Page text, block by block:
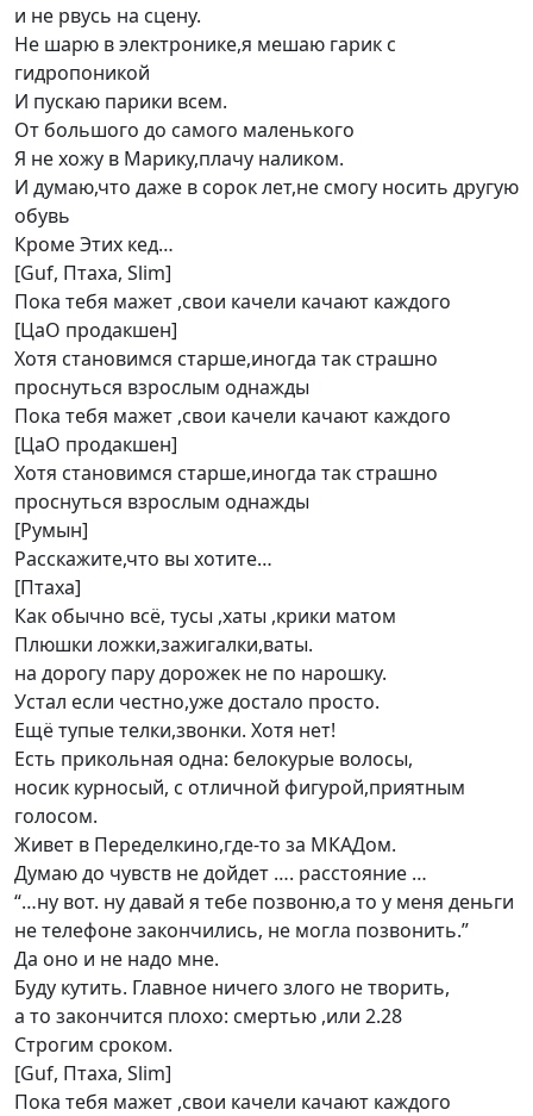
и не рвусь на сцену.
Не шарю в электронике,я мешаю гарик с
гидропоникой
И пускаю парики всем.
От большого до самого маленького
Я не хожу в Марику,плачу наликом.
И думаю,что даже в сорок лет,не смогу носить другую
обувь
Кроме Этих кед…
[Guf, Птаха, Slim]
Пока тебя мажет ,свои качели качают каждого
[ЦаО продакшен]
Хотя становимся старше,иногда так страшно
проснуться взрослым однажды
Пока тебя мажет ,свои качели качают каждого
[ЦаО продакшен]
Хотя становимся старше,иногда так страшно
проснуться взрослым однажды
[Румын]
Расскажите,что вы хотите…
[Птаха]
Как обычно всё, тусы ,хаты ,крики матом
Плюшки ложки,зажигалки,ваты.
на дорогу пару дорожек не по нарошку.
Устал если честно,уже достало просто.
Ещё тупые телки,звонки. Хотя нет!
Есть прикольная одна: белокурые волосы,
носик курносый, с отличной фигурой,приятным
голосом.
Живет в Переделкино,где-то за МКАДом.
Думаю до чувств не дойдет …. расстояние …
“…ну вот. ну давай я тебе позвоню,а то у меня деньги
не телефоне закончились, не могла позвонить.”
Да оно и не надо мне.
Буду кутить. Главное ничего злого не творить,
а то закончится плохо: смертью ,или 2.28
Строгим сроком.
[Guf, Птаха, Slim]
Пока тебя мажет ,свои качели качают каждого